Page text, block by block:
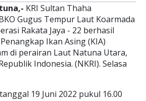
KRI Sultan Thaha
Gugus Tempur Laut Koarmada
Rakata Jaya - 22 berhasil
Ikan Asing (KIA)
di perairan Laut Natuna Utara,
Indonesia. (NKRI). Selasa
19 Juni 2022 pukul 16.00